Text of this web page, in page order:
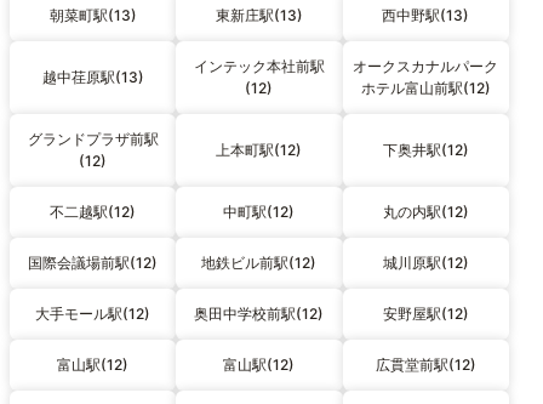
朝菜町駅(13) 東新庄駅(13) 西中野駅(13)
越中荏原駅(13)
インテック本社前駅
(12)
オークスカナルパーク
ホテル富山前駅(12)
グランドプラザ前駅
(12)
上本町駅(12) 下奥井駅(12)
不二越駅(12) 中町駅(12) 丸の内駅(12)
国際会議場前駅(12) 地鉄ビル前駅(12) 城川原駅(12)
大手モール駅(12) 奥田中学校前駅(12) 安野屋駅(12)
富山駅(12) 富山駅(12) 広貫堂前駅(12)